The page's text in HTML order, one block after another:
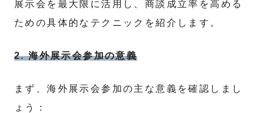
展示会を最大限に活用し、商談成立率を高める
ための具体的なテクニックを紹介します。
2. 海外展示会参加の意義
まず、海外展示会参加の主な意義を確認しまし
ょう：